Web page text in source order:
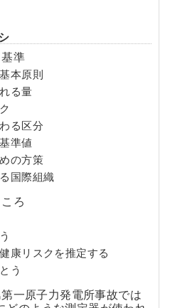
準
本原則
る量
る区分
準値
の方策
国際組織
ろ
康リスクを推定する
う
一原子力発電所事故では